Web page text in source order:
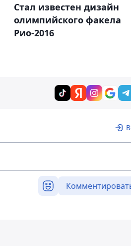
Стал известен дизайн
олимпийского факела
Рио-2016